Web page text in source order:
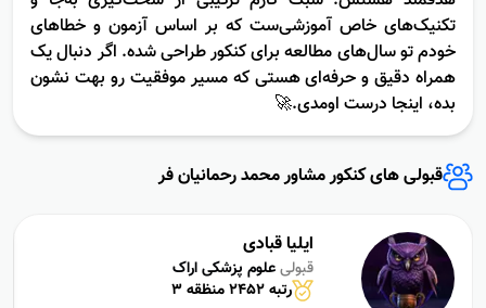
تکنیک‌های خاص آموزشی‌ست که بر اساس آزمون و خطاهای
خودم تو سال‌های مطالعه برای کنکور طراحی شده. اگر دنبال یک
همراه دقیق و حرفه‌ای هستی که مسیر موفقیت رو بهت نشون
بده، اینجا درست اومدی.🚀
قبولى هاى کنکور مشاور محمد رحمانیان فر
ایلیا قبادی
قبولیعلوم پزشکی اراک
رتبه 2452 منظقه 3